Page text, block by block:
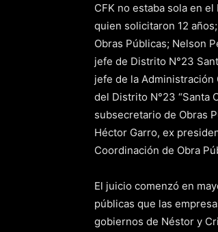
CFK no estaba sola en
quien solicitaron 12
Obras Públicas; Nelson
jefe de Distrito N°23
jefe de la Administración
del Distrito N°23 “Santa
subsecretario de Obras
Héctor Garro, ex
Coordinación de Obra
El juicio comenzó en
públicas que las
gobiernos de Néstor y